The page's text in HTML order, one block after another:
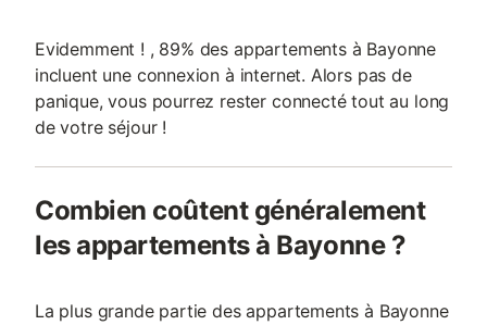
Evidemment ! , 89% des appartements à Bayonne
incluent une connexion à internet. Alors pas de
panique, vous pourrez rester connecté tout au long
de votre séjour !
Combien coûtent généralement
les appartements à Bayonne ?
La plus grande partie des appartements à Bayonne